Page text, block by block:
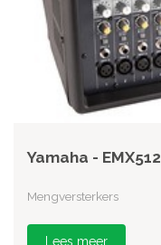
Yamaha - EMX512
Mengversterkers
Lees meer